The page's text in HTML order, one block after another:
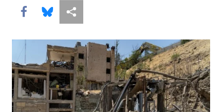
Share this via Facebook
Share this via Bluesky
Share this via Partagez